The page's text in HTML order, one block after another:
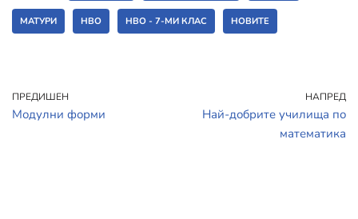
МАТУРИ НВО НВО - 7-МИ КЛАС НОВИТЕ
ПРЕДИШЕН
Модулни форми
НАПРЕД
Най-добрите училища по
математика